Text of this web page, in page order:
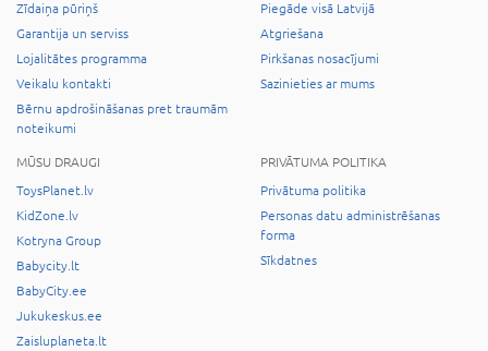
Zīdaiņa pūriņš
Garantija un serviss
Lojalitātes programma
Veikalu kontakti
Bērnu apdrošināšanas pret traumām
noteikumi
Piegāde visā Latvijā
Atgriešana
Pirkšanas nosacījumi
Sazinieties ar mums
MŪSU DRAUGI
ToysPlanet.lv
KidZone.lv
Kotryna Group
Babycity.lt
BabyCity.ee
Jukukeskus.ee
Zaisluplaneta.lt
PRIVĀTUMA POLITIKA
Privātuma politika
Personas datu administrēšanas
forma
Sīkdatnes